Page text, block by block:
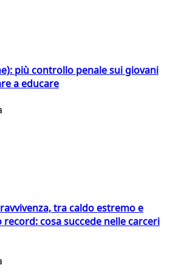
più controllo penale sui giovani
a educare
tra caldo estremo e
cosa succede nelle carceri